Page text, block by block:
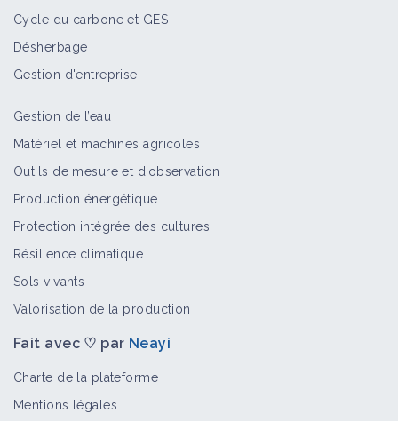
Cycle du carbone et GES
Désherbage
Gestion d'entreprise
Gestion de l’eau
Matériel et machines agricoles
Outils de mesure et d’observation
Production énergétique
Protection intégrée des cultures
Résilience climatique
Sols vivants
Valorisation de la production
Fait avec ♡ par Neayi
Charte de la plateforme
Mentions légales